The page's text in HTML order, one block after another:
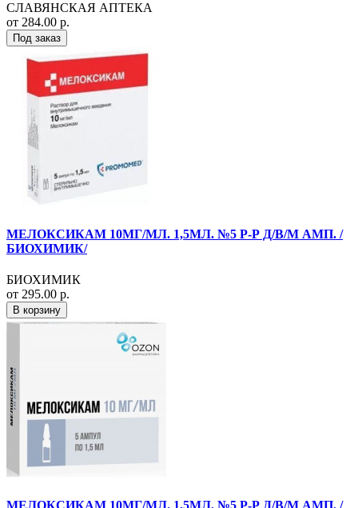
СЛАВЯНСКАЯ АПТЕКА
от 284.00 р.
Под заказ
МЕЛОКСИКАМ 10МГ/МЛ. 1,5МЛ. №5 Р-Р Д/В/М АМП. /
БИОХИМИК/
БИОХИМИК
от 295.00 р.
В корзину
МЕЛОКСИКАМ 10МГ/МЛ. 1,5МЛ. №5 Р-Р Д/В/М АМП. /